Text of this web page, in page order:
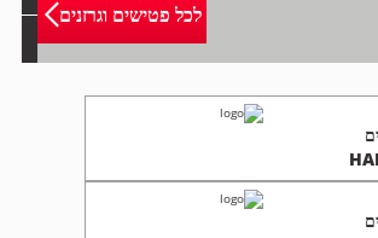
לכל פטישים וגרזנים